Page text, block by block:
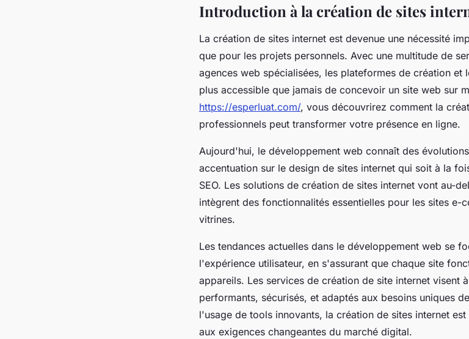
Introduction à la création de sites
La création de sites internet est devenue une nécessité
que pour les projets personnels. Avec une multitude de
agences web spécialisées, les plateformes de création et
plus accessible que jamais de concevoir un site web sur
https://esperluat.com/, vous découvrirez comment la
professionnels peut transformer votre présence en ligne.
Aujourd'hui, le développement web connaît des
accentuation sur le design de sites internet qui soit à la
SEO. Les solutions de création de sites internet vont au-
intègrent des fonctionnalités essentielles pour les sites e-
vitrines.
Les tendances actuelles dans le développement web se
l'expérience utilisateur, en s'assurant que chaque site
appareils. Les services de création de site internet visent
performants, sécurisés, et adaptés aux besoins uniques
l'usage de tools innovants, la création de sites internet
aux exigences changeantes du marché digital.